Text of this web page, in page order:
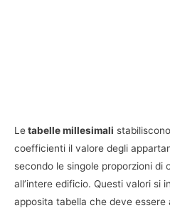
Letabelle millesimali
coefficienti il valore degli
secondo le singole proporzioni di
all’intere edificio. Questi valori si
apposita tabella che deve essere